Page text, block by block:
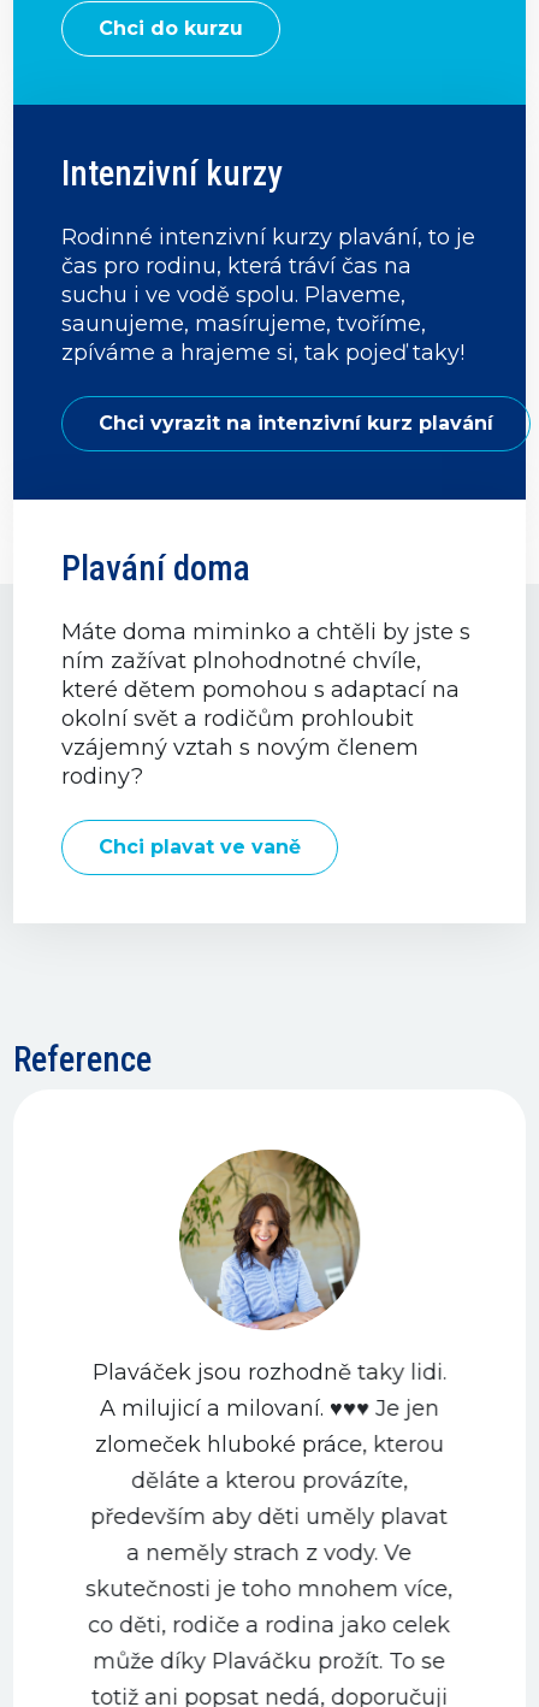
Chci do kurzu
Intenzivní kurzy
Rodinné intenzivní kurzy plavání, to je
čas pro rodinu, která tráví čas na
suchu i ve vodě spolu. Plaveme,
saunujeme, masírujeme, tvoříme,
zpíváme a hrajeme si, tak pojeď taky!
Chci vyrazit na intenzivní kurz plavání
Plavání doma
Máte doma miminko a chtěli by jste s
ním zažívat plnohodnotné chvíle,
které dětem pomohou s adaptací na
okolní svět a rodičům prohloubit
vzájemný vztah s novým členem
rodiny?
Chci plavat ve vaně
Reference
Plaváček jsou rozhodně taky lidi.
A milujicí a milovaní. ♥️♥️♥️ Je jen
zlomeček hluboké práce, kterou
děláte a kterou provázíte,
především aby děti uměly plavat
a neměly strach z vody. Ve
skutečnosti je toho mnohem více,
co děti, rodiče a rodina jako celek
může díky Plaváčku prožít. To se
totiž ani popsat nedá, doporučuji